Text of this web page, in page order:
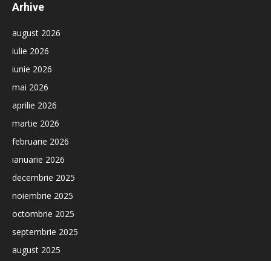
Arhive
august 2026
iulie 2026
iunie 2026
mai 2026
aprilie 2026
martie 2026
februarie 2026
ianuarie 2026
decembrie 2025
noiembrie 2025
octombrie 2025
septembrie 2025
august 2025